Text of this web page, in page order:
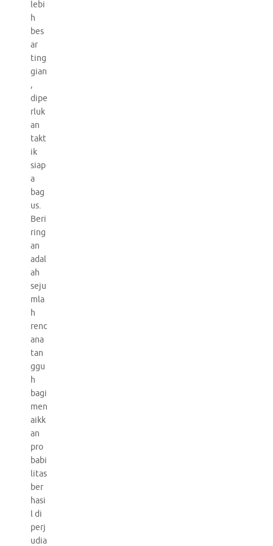
lebi
h
bes
ar
ting
gian
,
dipe
rluk
an
takt
ik
siap
a
bag
us.
Beri
ring
an
adal
ah
seju
mla
h
renc
ana
tan
ggu
h
bagi
men
aikk
an
pro
babi
litas
ber
hasi
l di
perj
udia